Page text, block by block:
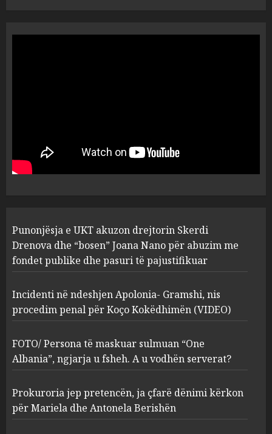
1
“bosen” Joana Nano për
abuzim me fondet publike dhe
pasuri të pajustifikuar
2
Apolonia- Gramshi, nis
procedim penal për Koço
Kokëdhimën (VIDEO)
MARCH 27, 2025
3
FOTO/ Persona të maskuar
sulmuan “One Albania”,
ngjarja u fsheh. A u vodhën
serverat?
Prokuroria jep pretencën, ja
çfarë dënimi kërkon për
Punonjësja e UKT akuzon drejtorin Skerdi
Drenova dhe “bosen” Joana Nano për abuzim me
fondet publike dhe pasuri të pajustifikuar
Incidenti në ndeshjen Apolonia- Gramshi, nis
procedim penal për Koço Kokëdhimën (VIDEO)
FOTO/ Persona të maskuar sulmuan “One
Albania”, ngjarja u fsheh. A u vodhën serverat?
Prokuroria jep pretencën, ja çfarë dënimi kërkon
për Mariela dhe Antonela Berishën